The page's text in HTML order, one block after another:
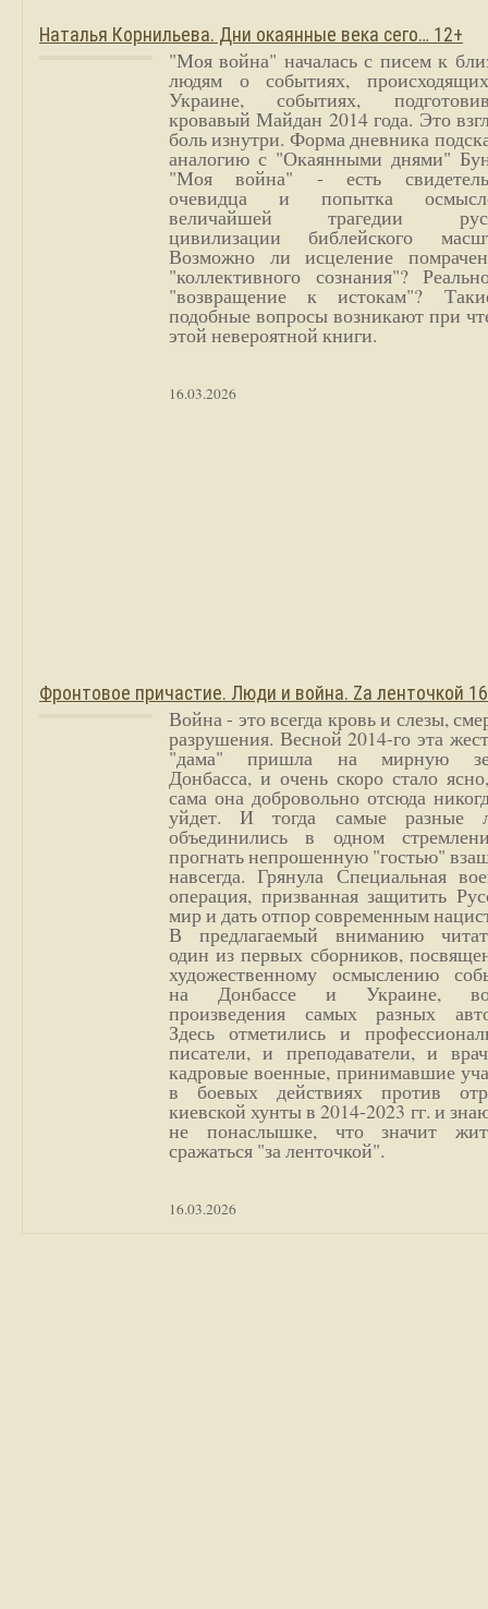
Наталья Корнильева. Дни окаянные века сего… 12+
"Моя война" началась с писем к
людям о событиях,
Украине, событиях,
кровавый Майдан 2014 года. Это
боль изнутри. Форма дневника
аналогию с "Окаянными днями"
"Моя война" - есть
очевидца и попытка
величайшей трагедии
цивилизации библейского
Возможно ли исцеление
"коллективного сознания"?
"возвращение к истокам"?
подобные вопросы возникают при
этой невероятной книги.
16.03.2026
Фронтовое причастие. Люди и война. Zа ленточкой
Война - это всегда кровь и слезы,
разрушения. Весной 2014-го эта
"дама" пришла на мирную
Донбасса, и очень скоро стало
сама она добровольно отсюда
уйдет. И тогда самые разные
объединились в одном
прогнать непрошенную "гостью"
навсегда. Грянула Специальная
операция, призванная защитить
мир и дать отпор современным
В предлагаемый вниманию
один из первых сборников,
художественному осмыслению
на Донбассе и Украине,
произведения самых разных
Здесь отметились и
писатели, и преподаватели, и
кадровые военные, принимавшие
в боевых действиях против
киевской хунты в 2014-2023 гг. и
не понаслышке, что значит
сражаться "за ленточкой".
16.03.2026